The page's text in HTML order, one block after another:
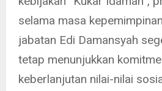
selama masa
jabatan Edi Damansyah
tetap menunjukkan
keberlanjutan nilai-nilai